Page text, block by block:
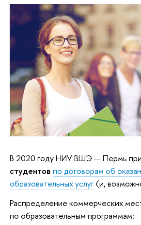
В 2020 году НИУ ВШЭ — Пермь
студентов по договорам об
образовательных услуг(и,
Распределение коммерческих
по образовательным программам: